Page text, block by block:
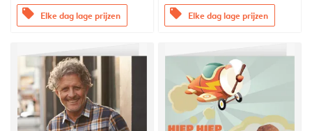
offers Elke dag lage prijzen offers Elke dag lage prijzen